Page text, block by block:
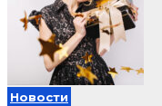
Новости